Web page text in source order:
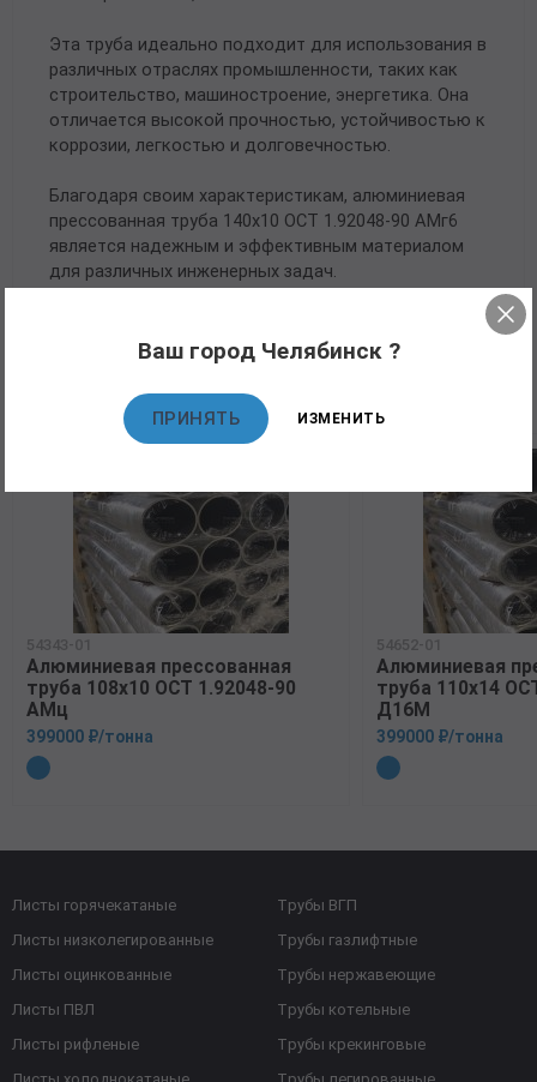
Эта труба идеально подходит для использования в
различных отраслях промышленности, таких как
строительство, машиностроение, энергетика. Она
отличается высокой прочностью, устойчивостью к
коррозии, легкостью и долговечностью.
Благодаря своим характеристикам, алюминиевая
прессованная труба 140х10 ОСТ 1.92048-90 АМг6
является надежным и эффективным материалом
для различных инженерных задач.
Рекомендуемые товары
54343-01
Алюминиевая прессованная
труба 108х10 ОСТ 1.92048-90
АМц
399000 ₽/тонна
54652-01
Алюминиевая
труба 110х14
Д16М
399000 ₽/тонна
Листы горячекатаные
Листы низколегированные
Листы оцинкованные
Листы ПВЛ
Листы рифленые
Трубы ВГП
Трубы газлифтные
Трубы нержавеющие
Трубы котельные
Трубы крекинговые
Ваш город Челябинск ?
ПРИНЯТЬ ИЗМЕНИТЬ